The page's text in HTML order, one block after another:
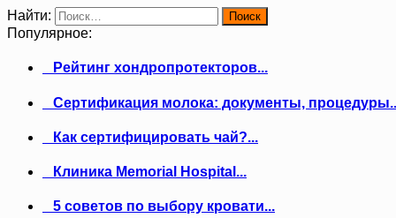
Найти:
Популярное:
Рейтинг хондропротекторов...
Сертификация молока: документы,
Как сертифицировать чай?...
Клиника Memorial Hospital...
5 советов по выбору кровати...